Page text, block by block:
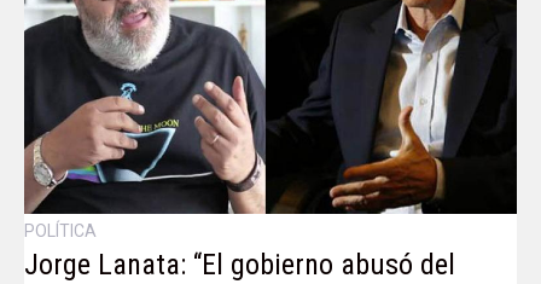
POLÍTICA
Jorge Lanata: “El gobierno abusó del